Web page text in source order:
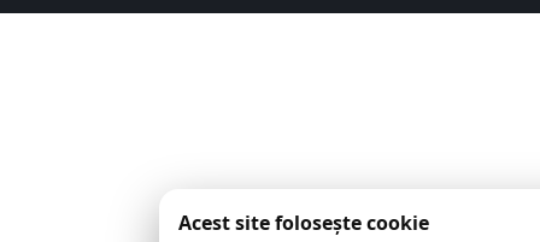
Acest site folosește cookie